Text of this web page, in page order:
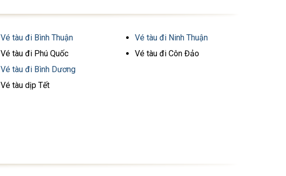
Vé tàu đi Bình Thuận
Vé tàu đi Phú Quốc
Vé tàu đi Bình Dương
Vé tàu dịp Tết
Vé tàu đi Ninh Thuận
Vé tàu đi Côn Đảo